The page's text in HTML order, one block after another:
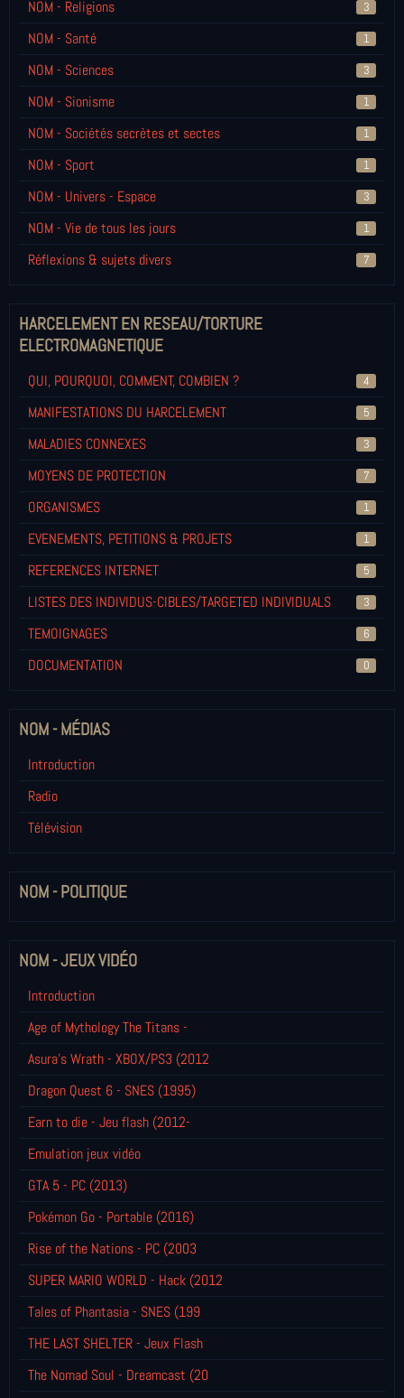
NOM - Religions 3
NOM - Santé 1
NOM - Sciences 3
NOM - Sionisme 1
NOM - Sociétés secrètes et sectes 1
NOM - Sport 1
NOM - Univers - Espace 3
NOM - Vie de tous les jours 1
Réflexions & sujets divers 7
HARCELEMENT EN RESEAU/TORTURE
ELECTROMAGNETIQUE
QUI, POURQUOI, COMMENT, COMBIEN ? 4
MANIFESTATIONS DU HARCELEMENT 5
MALADIES CONNEXES 3
MOYENS DE PROTECTION 7
ORGANISMES 1
EVENEMENTS, PETITIONS & PROJETS 1
REFERENCES INTERNET 5
LISTES DES INDIVIDUS-CIBLES/TARGETED INDIVIDUALS 3
TEMOIGNAGES 6
DOCUMENTATION 0
NOM - MÉDIAS
Introduction
Radio
Télévision
NOM - POLITIQUE
NOM - JEUX VIDÉO
Introduction
Age of Mythology The Titans -
Asura's Wrath - XBOX/PS3 (2012
Dragon Quest 6 - SNES (1995)
Earn to die - Jeu flash (2012-
Emulation jeux vidéo
GTA 5 - PC (2013)
Pokémon Go - Portable (2016)
Rise of the Nations - PC (2003
SUPER MARIO WORLD - Hack (2012
Tales of Phantasia - SNES (199
THE LAST SHELTER - Jeux Flash
The Nomad Soul - Dreamcast (20